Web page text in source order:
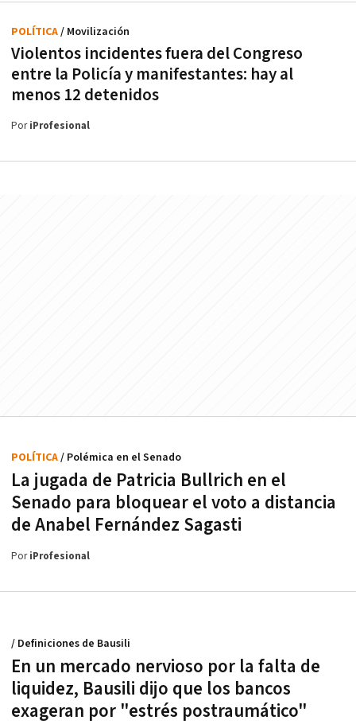
Violentos incidentes fuera del Congreso
entre la Policía y manifestantes: hay al
menos 12 detenidos
POLÍTICA/ Movilización
PoriProfesional
La jugada de Patricia Bullrich en el
Senado para bloquear el voto a distancia
de Anabel Fernández Sagasti
POLÍTICA/ Polémica en el Senado
PoriProfesional
En un mercado nervioso por la falta de
liquidez, Bausili dijo que los bancos
exageran por "estrés postraumático"
/ Definiciones de Bausili